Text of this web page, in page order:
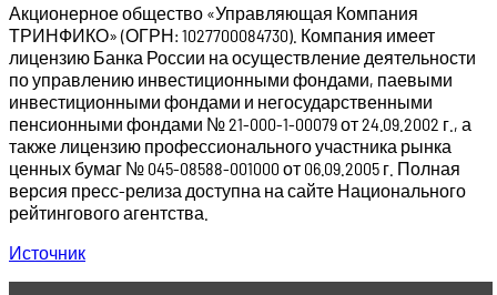
Акционерное общество «Управляющая Компания
ТРИНФИКО» (ОГРН: 1027700084730). Компания имеет
лицензию Банка России на осуществление деятельности
по управлению инвестиционными фондами, паевыми
инвестиционными фондами и негосударственными
пенсионными фондами № 21-000-1-00079 от 24.09.2002 г., а
также лицензию профессионального участника рынка
ценных бумаг № 045-08588-001000 от 06.09.2005 г. Полная
версия пресс-релиза доступна на сайте Национального
рейтингового агентства.
Источник